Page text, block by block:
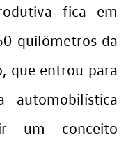
fica em
quilômetros da
que entrou para
automobilística
um conceito